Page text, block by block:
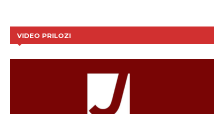
VIDEO PRILOZI